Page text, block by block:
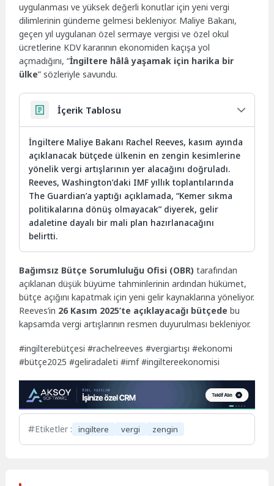
uygulanması ve yüksek değerli konutlar için yeni vergi
dilimlerinin gündeme gelmesi bekleniyor. Maliye Bakanı,
geçen yıl uygulanan özel sermaye vergisi ve özel okul
ücretlerine KDV kararının ekonomiden kaçışa yol
açmadığını, “İngiltere hâlâ yaşamak için harika bir
ülke” sözleriyle savundu.
İçerik Tablosu
İngiltere Maliye Bakanı Rachel Reeves, kasım ayında
açıklanacak bütçede ülkenin en zengin kesimlerine
yönelik vergi artışlarının yer alacağını doğruladı.
Reeves, Washington’daki IMF yıllık toplantılarında
The Guardian’a yaptığı açıklamada, “Kemer sıkma
politikalarına dönüş olmayacak” diyerek, gelir
adaletine dayalı bir mali plan hazırlanacağını
belirtti.
Bağımsız Bütçe Sorumluluğu Ofisi (OBR) tarafından
açıklanan düşük büyüme tahminlerinin ardından hükümet,
bütçe açığını kapatmak için yeni gelir kaynaklarına yöneliyor.
Reeves’in 26 Kasım 2025’te açıklayacağı bütçede bu
kapsamda vergi artışlarının resmen duyurulması bekleniyor.
#ingilterebütçesi #rachelreeves #vergiartışı #ekonomi
#bütçe2025 #geliradaleti #imf #ingiltereekonomisi
Etiketler : ingiltere vergi zengin